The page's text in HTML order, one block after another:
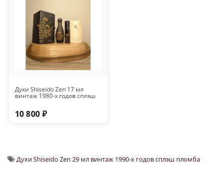
Духи Shiseido Zen 17 мл
винтаж 1980-х годов сплэш
10 800 ₽
Духи Shiseido Zen 29 мл винтаж 1990-х годов сплэш пломба